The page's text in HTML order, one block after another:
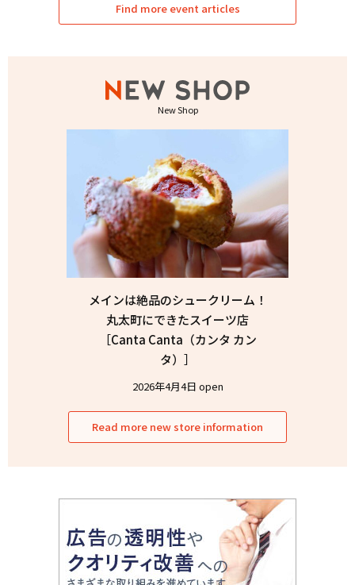
Find more event articles
New Shop
メインは絶品のシュークリーム！
丸太町にできたスイーツ店
［Canta Canta（カンタ カン
タ）］
2026年4月4日 open
Read more new store information